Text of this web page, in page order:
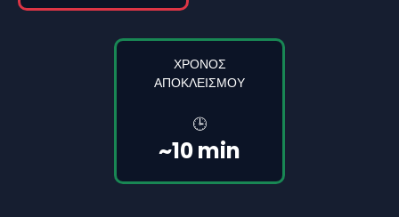
ΧΡΌΝΟΣ
ΑΠΟΚΛΕΙΣΜΟΎ
🕒
~10 min